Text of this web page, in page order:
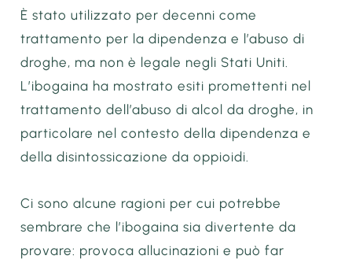
È stato utilizzato per decenni come
trattamento per la dipendenza e l’abuso di
droghe, ma non è legale negli Stati Uniti.
L’ibogaina ha mostrato esiti promettenti nel
trattamento dell’abuso di alcol da droghe, in
particolare nel contesto della dipendenza e
della disintossicazione da oppioidi.
Ci sono alcune ragioni per cui potrebbe
sembrare che l’ibogaina sia divertente da
provare: provoca allucinazioni e può far